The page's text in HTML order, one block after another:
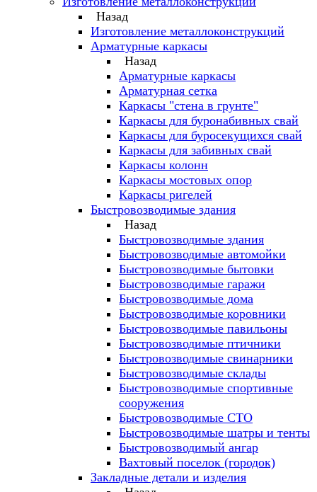
Назад
Изготовление металлоконструкций
Арматурные каркасы
Назад
Арматурные каркасы
Арматурная сетка
Каркасы "стена в грунте"
Каркасы для буронабивных свай
Каркасы для буросекущихся свай
Каркасы для забивных свай
Каркасы колонн
Каркасы мостовых опор
Каркасы ригелей
Быстровозводимые здания
Назад
Быстровозводимые здания
Быстровозводимые автомойки
Быстровозводимые бытовки
Быстровозводимые гаражи
Быстровозводимые дома
Быстровозводимые коровники
Быстровозводимые павильоны
Быстровозводимые птичники
Быстровозводимые свинарники
Быстровозводимые склады
Быстровозводимые спортивные
сооружения
Быстровозводимые СТО
Быстровозводимые шатры и тенты
Быстровозводимый ангар
Вахтовый поселок (городок)
Закладные детали и изделия